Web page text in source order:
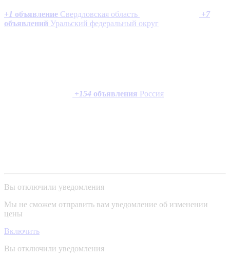
+1 объявление Свердловская область +7
объявлений Уральский федеральный округ
+154 объявления Россия
Вы отключили уведомления
Мы не сможем отправить вам уведомление об изменении
цены
Включить
Вы отключили уведомления